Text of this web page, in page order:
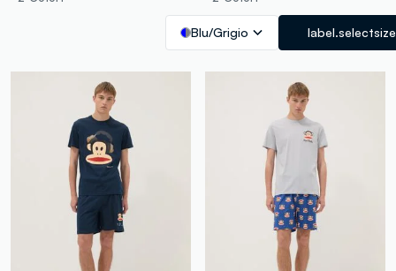
Blu/Grigio label.selectsize